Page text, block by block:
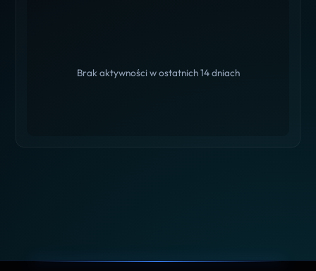
Brak aktywności w ostatnich 14 dniach